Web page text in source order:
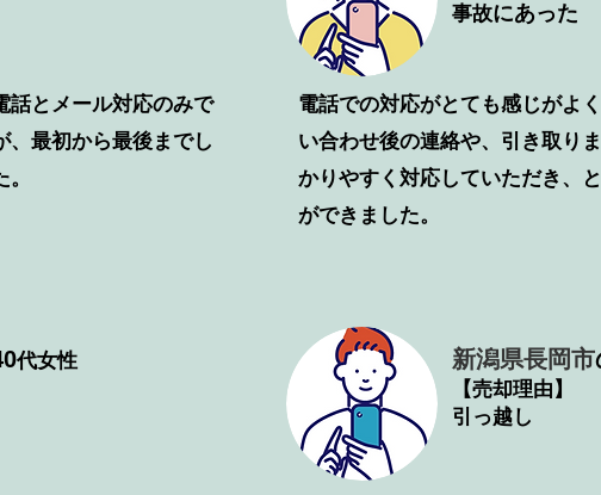
話とメール対応のみで
、最初から最後までし
事故​にあった
電話での対応がとても感じがよ
い合わせ後の連絡や、引き取り
かりやすく対応していただき、
ができました。
代女性 新潟県長岡市
【売却理由】
引っ越し